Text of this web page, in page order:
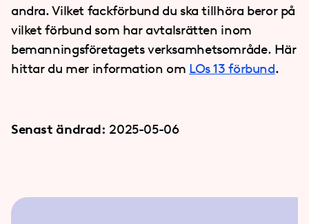
andra. Vilket fackförbund du ska tillhöra beror på
vilket förbund som har avtalsrätten inom
bemanningsföretagets verksamhetsområde. Här
hittar du mer information om LOs 13 förbund.
Senast ändrad: 2025-05-06